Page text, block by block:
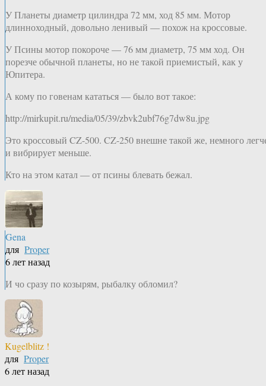
У Планеты диаметр цилиндра 72 мм, ход 85 мм. Мотор
длинноходный, довольно ленивый — похож на кроссовые.
У Псины мотор покороче — 76 мм диаметр, 75 мм ход. Он
порезче обычной планеты, но не такой приемистый, как у
Юпитера.
А кому по говенам кататься — было вот такое:
http://mirkupit.ru/media/05/39/zbvk2ubf76g7dw8u.jpg
Это кроссовый CZ-500. CZ-250 внешне такой же, немного
и вибрирует меньше.
Кто на этом катал — от псины блевать бежал.
Gena
для Proper
6 лет назад
И чо сразу по козырям, рыбалку обломил?
Kugelblitz !
для Proper
6 лет назад